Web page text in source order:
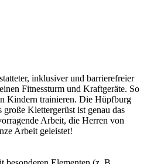
inklusiver und barrierefreier
Fitnessturm und Kraftgeräte. So
Kindern trainieren. Die Hüpfburg
Klettergerüst ist genau das
Arbeit, die Herren von
Arbeit geleistet!